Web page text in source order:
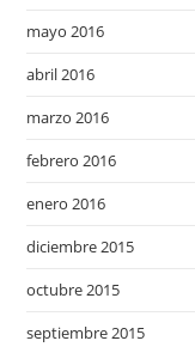
mayo 2016
abril 2016
marzo 2016
febrero 2016
enero 2016
diciembre 2015
octubre 2015
septiembre 2015